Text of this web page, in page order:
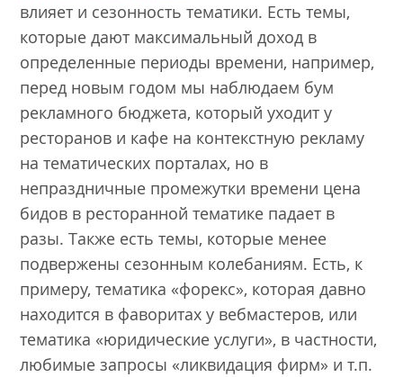
влияет и сезонность тематики. Есть темы,
которые дают максимальный доход в
определенные периоды времени, например,
перед новым годом мы наблюдаем бум
рекламного бюджета, который уходит у
ресторанов и кафе на контекстную рекламу
на тематических порталах, но в
непраздничные промежутки времени цена
бидов в ресторанной тематике падает в
разы. Также есть темы, которые менее
подвержены сезонным колебаниям. Есть, к
примеру, тематика «форекс», которая давно
находится в фаворитах у вебмастеров, или
тематика «юридические услуги», в частности,
любимые запросы «ликвидация фирм» и т.п.